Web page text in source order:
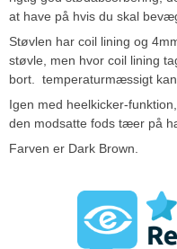
at have på hvis du skal
Støvlen har coil lining og
støvle, men hvor coil lining
bort. temperaturmæssigt kan
Igen med heelkicker-
den modsatte fods tæer på
Farven er Dark Brown.